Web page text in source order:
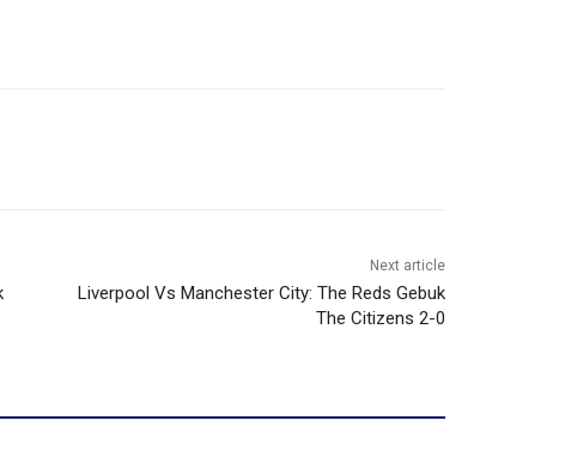
Next article
Liverpool Vs Manchester City: The Reds Gebuk
The Citizens 2-0